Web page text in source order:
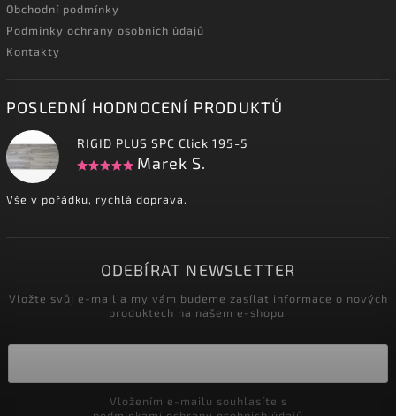
Obchodní podmínky
Podmínky ochrany osobních údajů
Kontakty
POSLEDNÍ HODNOCENÍ PRODUKTŮ
RIGID PLUS SPC Click 195-5
Marek S.
Vše v pořádku, rychlá doprava.
ODEBÍRAT NEWSLETTER
Vložte svůj e-mail a my vám budeme zasílat informace o nových
produktech na našem e-shopu.